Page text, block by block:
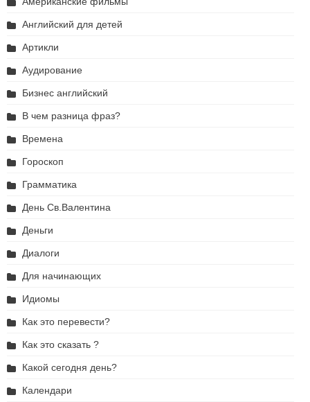
Английский для детей
Артикли
Аудирование
Бизнес английский
В чем разница фраз?
Времена
Гороскоп
Грамматика
День Св.Валентина
Деньги
Диалоги
Для начинающих
Идиомы
Как это перевести?
Как это сказать ?
Какой сегодня день?
Календари